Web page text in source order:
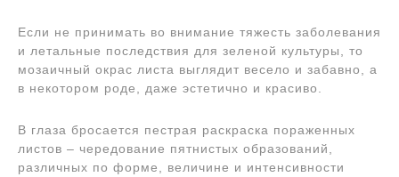
Если не принимать во внимание тяжесть заболевания
и летальные последствия для зеленой культуры, то
мозаичный окрас листа выглядит весело и забавно, а
в некотором роде, даже эстетично и красиво.
В глаза бросается пестрая раскраска пораженных
листов – чередование пятнистых образований,
различных по форме, величине и интенсивности